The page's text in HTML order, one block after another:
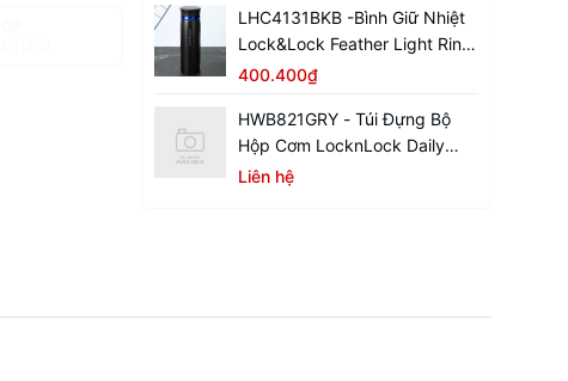
LHC4131BKB -Bình Giữ Nhiệt
Lock&Lock Feather Light Ring
450ml - Màu Đen / Xanh
400.400₫
HWB821GRY - Túi Đựng Bộ
Hộp Cơm LocknLock Daily
Cooler - Màu Xám
Liên hệ